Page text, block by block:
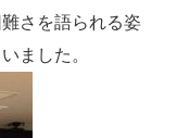
さを語られる姿
ました。